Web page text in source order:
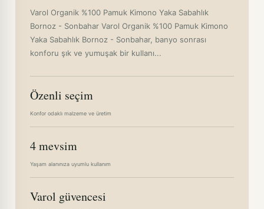
Varol Organik %100 Pamuk Kimono Yaka Sabahlık
Bornoz - Sonbahar Varol Organik %100 Pamuk Kimono
Yaka Sabahlık Bornoz - Sonbahar, banyo sonrası
konforu şık ve yumuşak bir kullanı...
Özenli seçim
Konfor odaklı malzeme ve üretim
4 mevsim
Yaşam alanınıza uyumlu kullanım
Varol güvencesi